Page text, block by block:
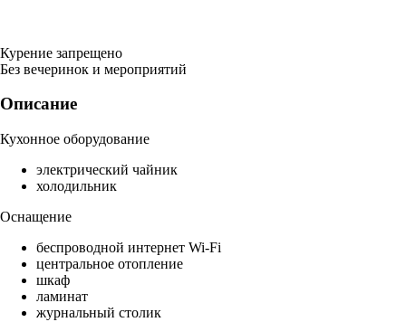
Курение запрещено
Без вечеринок и мероприятий
Описание
Кухонное оборудование
электрический чайник
холодильник
Оснащение
беспроводной интернет Wi-Fi
центральное отопление
шкаф
ламинат
журнальный столик